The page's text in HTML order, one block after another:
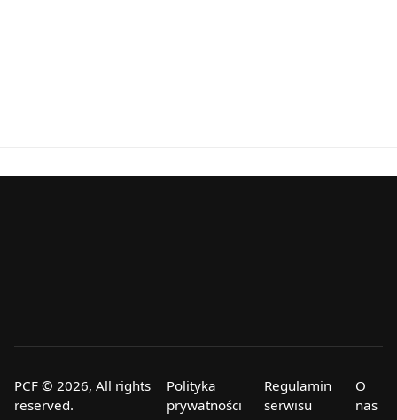
PCF © 2026, All rights
reserved.
Polityka
prywatności
Regulamin
serwisu
O
nas